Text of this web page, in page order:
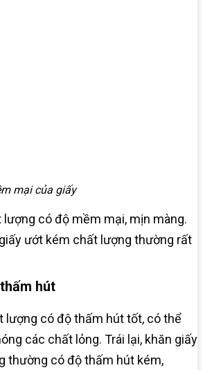
mại của giấy
có độ mềm mại, mịn màng.
ướt kém chất lượng thường rất
hút
lượng có độ thấm hút tốt, có thể
các chất lỏng. Trái lại, khăn giấy
thường có độ thấm hút kém,